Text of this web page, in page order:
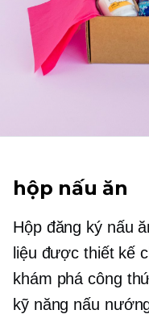
hộp nấu ăn
Hộp đăng ký nấu
liệu được thiết kế
khám phá công
kỹ năng nấu